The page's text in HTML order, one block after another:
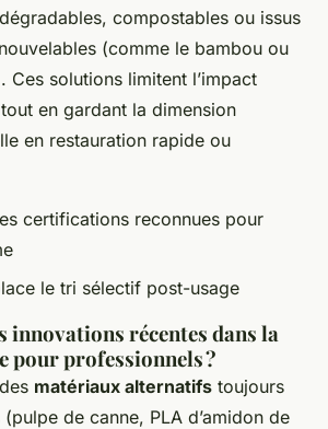
compostables ou issus
(comme le bambou ou
Ces solutions limitent l’impact
en gardant la dimension
en restauration rapide ou
certifications reconnues pour
le tri sélectif post-usage
innovations récentes dans la
pour professionnels ?
matériaux alternatifs toujours
de canne, PLA d’amidon de